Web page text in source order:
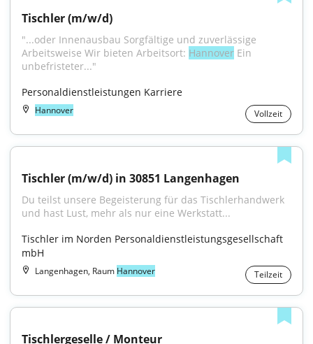
Tischler (m/w/d)
"...oder Innenausbau Sorgfältige und zuverlässige
Arbeitsweise Wir bieten Arbeitsort: Hannover Ein
unbefristeter..."
Personaldienstleistungen Karriere
Hannover Vollzeit
Tischler (m/w/d) in 30851 Langenhagen
Du teilst unsere Begeisterung für das Tischlerhandwerk
und hast Lust, mehr als nur eine Werkstatt...
Tischler im Norden Personaldienstleistungsgesellschaft
mbH
Langenhagen, Raum Hannover Teilzeit
Tischlergeselle / Monteur